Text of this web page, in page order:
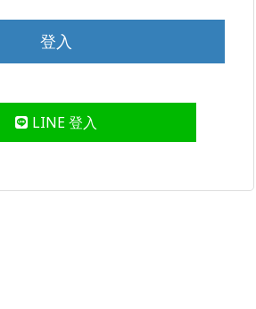
LINE 登入